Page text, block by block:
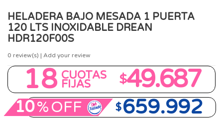
HELADERA BAJO MESADA 1 PUERTA
120 LTS INOXIDABLE DREAN
HDR120F00S
0 review(s) | Add your review
18 CUOTAS
FIJAS $49.687
10%OFF $659.992